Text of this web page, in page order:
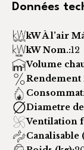
Données
kW À l’air
kW Nom.:12
Volume
Rendement
Diametre
Ventilation
Canalisable